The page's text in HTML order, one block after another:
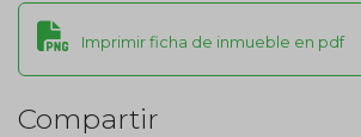
Imprimir ficha de inmueble en pdf
Compartir